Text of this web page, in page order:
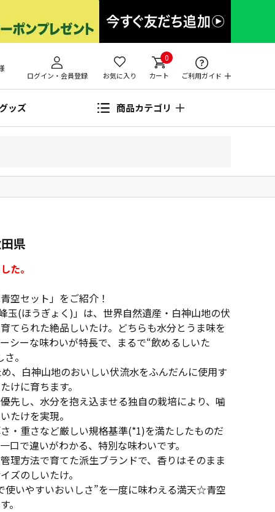
ログイン・会員登録 お気に入り
0
カート ご利用ガイド
ッズ 商品カテゴリ
県
た。
空セット」をご紹介！
玉(ほうぎょく)」は、世界自然遺産・白神山地の伏
てられた絶品しいたけ。どちらも水分とうま味を
シーな味わいが特長で、まるで“飲めるしいた
。
、白神山地のおいしい伏流水をふんだんに使用す
けに育ちます。
先し、水分を抱え込ませる独自の栽培により、噛
たけを実現。
・重さなど厳しい規格基準(*1)を満たしたものだ
口で違いがわかる、特別な味わいです。
理方法で育てた派生ブランドで、香りはそのまま
ズのしいたけ。
使いやすいおいしさ”を一度に味わえる満天☆青空
。